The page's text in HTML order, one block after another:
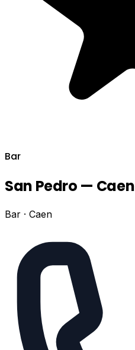
Bar
San Pedro — Caen
Bar · Caen